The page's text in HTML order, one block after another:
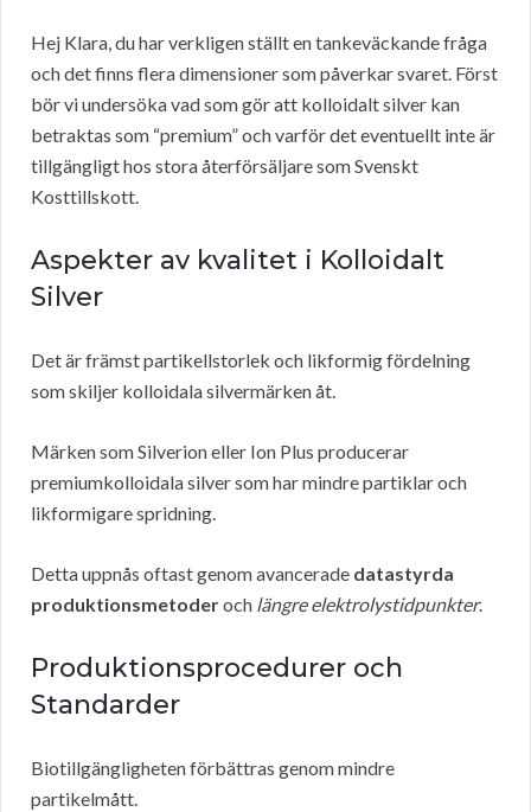
Hej Klara, du har verkligen ställt en tankeväckande fråga
och det finns flera dimensioner som påverkar svaret. Först
bör vi undersöka vad som gör att kolloidalt silver kan
betraktas som “premium” och varför det eventuellt inte är
tillgängligt hos stora återförsäljare som Svenskt
Kosttillskott.
Aspekter av kvalitet i Kolloidalt
Silver
Det är främst partikellstorlek och likformig fördelning
som skiljer kolloidala silvermärken åt.
Märken som Silverion eller Ion Plus producerar
premiumkolloidala silver som har mindre partiklar och
likformigare spridning.
Detta uppnås oftast genom avancerade datastyrda
produktionsmetoderoch längre elektrolystidpunkter.
Produktionsprocedurer och
Standarder
Biotillgängligheten förbättras genom mindre
partikelmått.